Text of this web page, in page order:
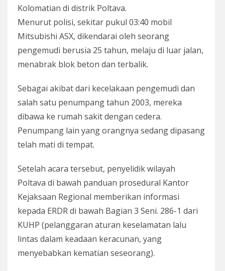
Kolomatian di distrik Poltava.
Menurut polisi, sekitar pukul 03:40 mobil
Mitsubishi ASX, dikendarai oleh seorang
pengemudi berusia 25 tahun, melaju di luar jalan,
menabrak blok beton dan terbalik.
Sebagai akibat dari kecelakaan pengemudi dan
salah satu penumpang tahun 2003, mereka
dibawa ke rumah sakit dengan cedera.
Penumpang lain yang orangnya sedang dipasang
telah mati di tempat.
Setelah acara tersebut, penyelidik wilayah
Poltava di bawah panduan prosedural Kantor
Kejaksaan Regional memberikan informasi
kepada ERDR di bawah Bagian 3 Seni. 286-1 dari
KUHP (pelanggaran aturan keselamatan lalu
lintas dalam keadaan keracunan, yang
menyebabkan kematian seseorang).